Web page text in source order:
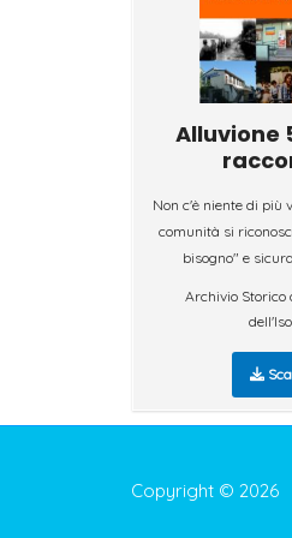
Alluvione
Non c'è niente di più
comunità si
bisogno" e
Archivio Storico
Copyright © 2026